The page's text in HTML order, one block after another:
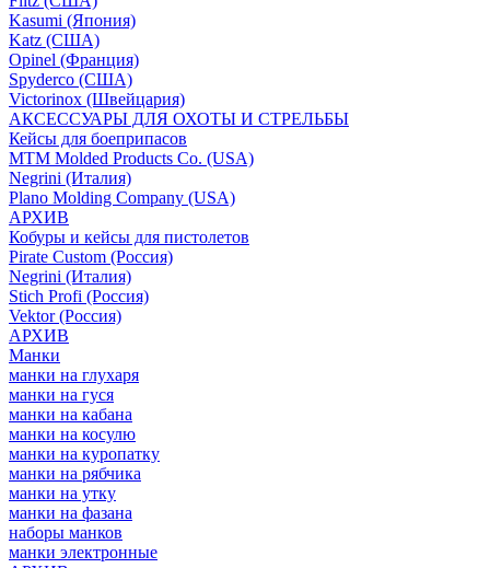
Kasumi (Япония)
Katz (США)
Opinel (Франция)
Spyderco (США)
Victorinox (Швейцария)
АКСЕССУАРЫ ДЛЯ ОХОТЫ И СТРЕЛЬБЫ
Кейсы для боеприпасов
MTM Molded Products Co. (USA)
Negrini (Италия)
Plano Molding Company (USA)
АРХИВ
Кобуры и кейсы для пистолетов
Pirate Custom (Россия)
Negrini (Италия)
Stich Profi (Россия)
Vektor (Россия)
АРХИВ
Манки
манки на глухаря
манки на гуся
манки на кабана
манки на косулю
манки на куропатку
манки на рябчика
манки на утку
манки на фазана
наборы манков
манки электронные